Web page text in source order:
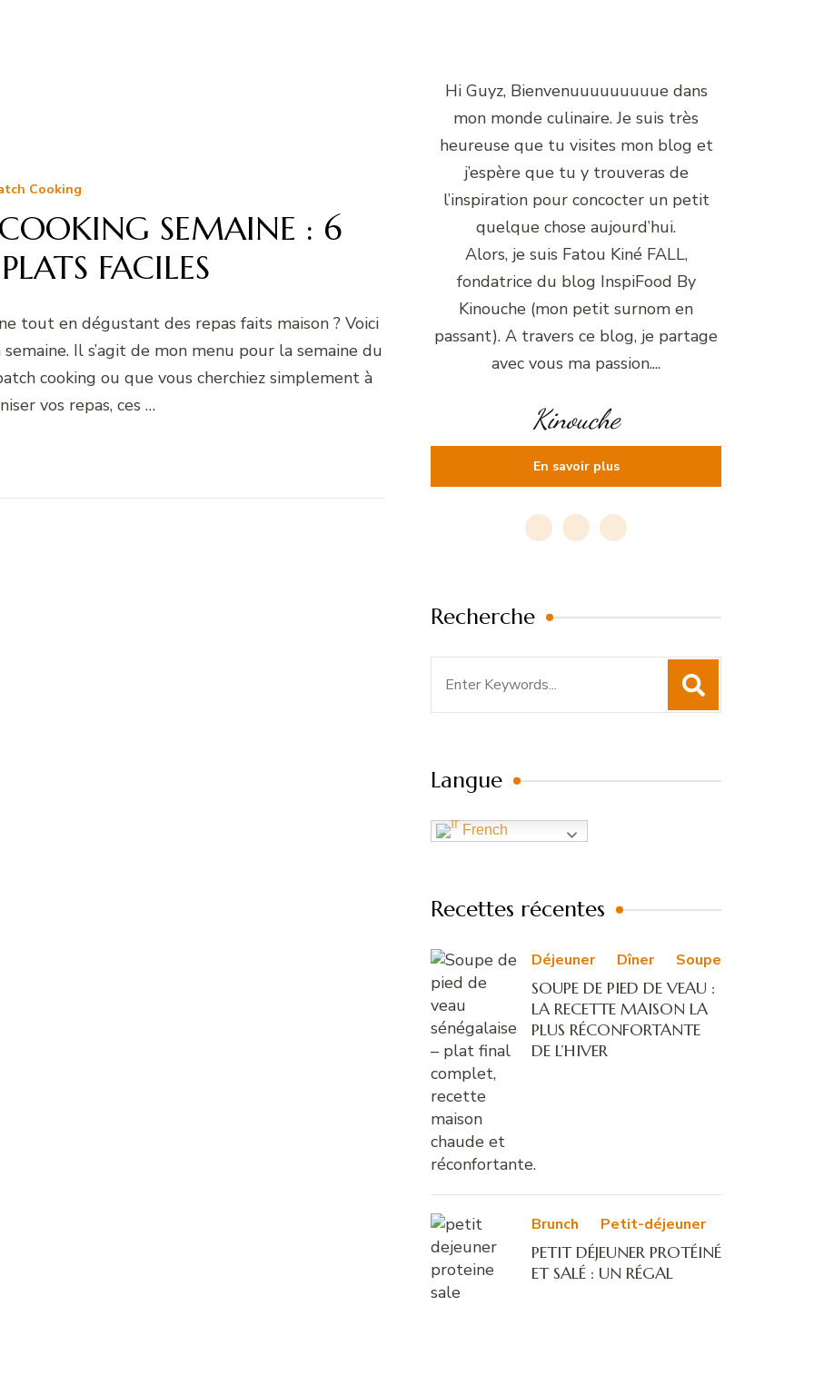
Cooking
SEMAINE : 6
FACILES
tout en dégustant des repas faits maison ? Voici
Il s’agit de mon menu pour la semaine du
cooking ou que vous cherchiez simplement à
vos repas, ces …
Hi Guyz, Bienvenuuuuuuuuue dans
mon monde culinaire. Je suis très
heureuse que tu visites mon blog et
j’espère que tu y trouveras de
l’inspiration pour concocter un petit
quelque chose aujourd’hui.
Alors, je suis Fatou Kiné FALL,
fondatrice du blog InspiFood By
Kinouche (mon petit surnom en
passant). A travers ce blog, je partage
avec vous ma passion....
Kinouche
En savoir plus
Recherche
Langue
French
Recettes récentes
Déjeuner Dîner Soupe
SOUPE DE PIED DE VEAU :
LA RECETTE MAISON LA
PLUS RÉCONFORTANTE
DE L’HIVER
Brunch Petit-déjeuner
PETIT DÉJEUNER PROTÉINÉ
ET SALÉ : UN RÉGAL